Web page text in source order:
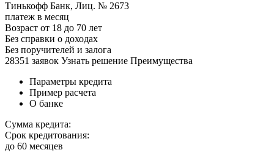
Тинькофф Банк, Лиц. № 2673
платеж в месяц
Возраст от 18 до 70 лет
Без справки о доходах
Без поручителей и залога
28351 заявок Узнать решение Преимущества
Параметры кредита
Пример расчета
О банке
Сумма кредита:
Срок кредитования:
до 60 месяцев